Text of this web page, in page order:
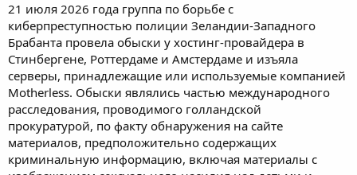
21 июля 2026 года группа по борьбе с
киберпреступностью полиции Зеландии-Западного
Брабанта провела обыски у хостинг-провайдера в
Стинбергене, Роттердаме и Амстердаме и изъяла
серверы, принадлежащие или используемые компанией
Motherless. Обыски являлись частью международного
расследования, проводимого голландской
прокуратурой, по факту обнаружения на сайте
материалов, предположительно содержащих
криминальную информацию, включая материалы с